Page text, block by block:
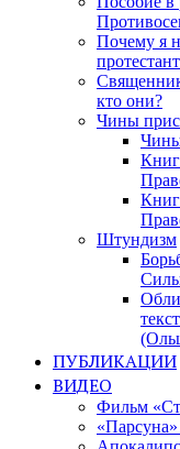
Почему я
кто они?
Чины
Штундизм
ПУБЛИКАЦИИ
ВИДЕО
Фильм